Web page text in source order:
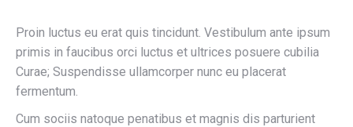
Proin luctus eu erat quis tincidunt. Vestibulum ante ipsum
primis in faucibus orci luctus et ultrices posuere cubilia
Curae; Suspendisse ullamcorper nunc eu placerat
fermentum.
Cum sociis natoque penatibus et magnis dis parturient